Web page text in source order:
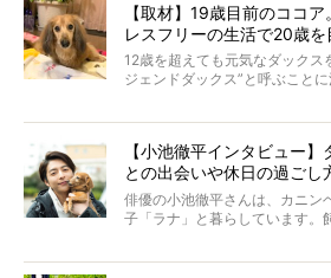
代の犬の食事は“ある重要な栄
というのです。
それを効率よくおぎなってく
こでわたしたちは、純度100%
『Ta-Ta(タータ)』を作りまし
愛犬家の83％が「健康維持を
ータ)。健康維持をめざす、す
か届きますように。
【取材】19歳目前のココ
レスフリーの生活で20歳を
12歳を超えても元気なダックス
ジェンドダックス”と呼ぶこと
オーナーさんに伺うのが、特
く」というオーナーさんのポ
育てられ、18歳になるまで定
たというココアくん。果たして
【小池徹平インタビュー】
との出会いや休日の過ごし
れてー
俳優の小池徹平さんは、カニン
子「ラナ」と暮らしています。
ラナは、現在８才。小池さん
と顔を寄せ合う写真も投稿さ